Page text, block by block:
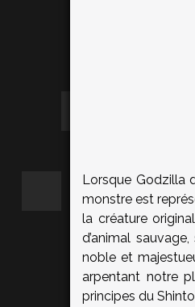
Lorsque Godzilla
monstre est
la créature
d’animal
noble et
arpentant notre
principes du